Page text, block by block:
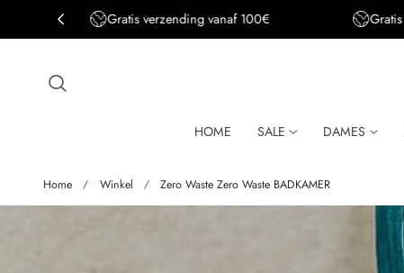
de inhoud Gratis verzending BE&DE vanaf 150€
HOME SALE DAMES
Home Winkel Zero Waste Zero Waste BADKAMER